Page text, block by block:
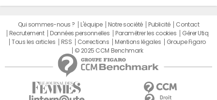
Qui sommes-nous ? L'équipe Notre société Publicité
Contact
Recrutement
Données personnelles Paramétrer les cookies
Gérer Utiq
Tous les articles
RSS Corrections Mentions légales
Groupe Figaro
© 2025 CCM Benchmark